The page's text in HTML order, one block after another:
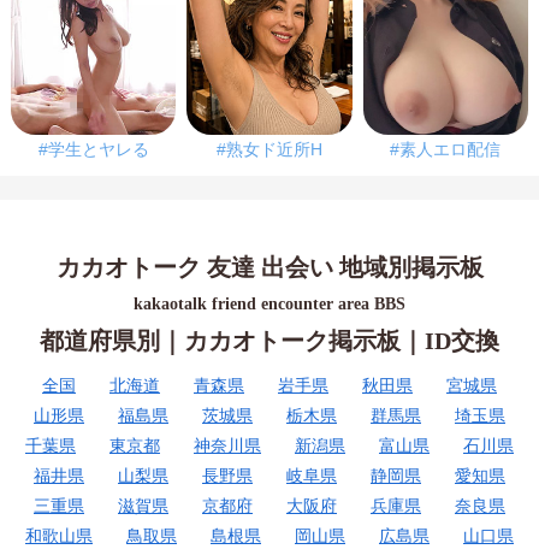
#学生とヤレる #熟女ド近所H #素人エロ配信
カカオトーク 友達 出会い 地域別掲示板
kakaotalk friend encounter area BBS
都道府県別｜カカオトーク掲示板｜ID交換
全国 北海道 青森県 岩手県 秋田県
宮城県
山形県
福島県 茨城県 栃木県 群馬県
埼玉県
千葉県
東京都 神奈川県 新潟県 富山県
石川県
福井県
山梨県 長野県 岐阜県 静岡県
愛知県
三重県
滋賀県 京都府 大阪府 兵庫県
奈良県
和歌山県
鳥取県 島根県 岡山県 広島県 山口県